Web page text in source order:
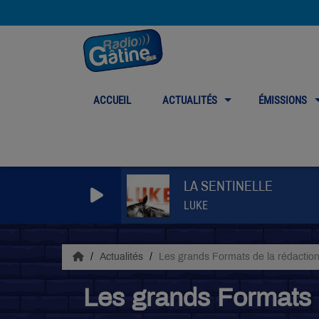
ACCUEIL ACTUALITÉS ÉMISSIONS
LA SENTINELLE
LUKE
Actualités Les grands Formats de la rédaction
Les grands